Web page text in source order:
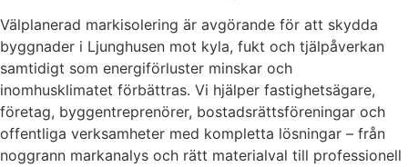
Välplanerad markisolering är avgörande för att skydda
byggnader i Ljunghusen mot kyla, fukt och tjälpåverkan
samtidigt som energiförluster minskar och
inomhusklimatet förbättras. Vi hjälper fastighetsägare,
företag, byggentreprenörer, bostadsrättsföreningar och
offentliga verksamheter med kompletta lösningar – från
noggrann markanalys och rätt materialval till professionell